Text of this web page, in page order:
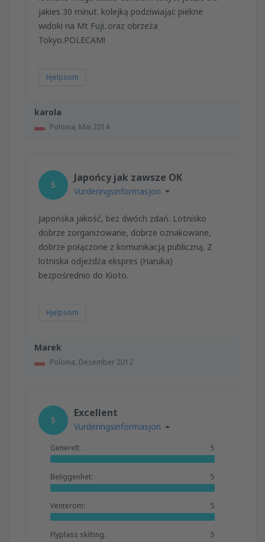
karola
Polonia, Mai 2014
jakies 30 minut. kolejką podziwiając piekne
widoki na Mt Fuji..oraz obrzeża
Tokyo.POLECAM!
Hjelpsom
Marek
Polonia, Desember 2012
5
Japońcy jak zawsze OK
Vurderingsinformasjon
Japońska jakość, bez dwóch zdań. Lotnisko
dobrze zorganizowane, dobrze oznakowane,
dobrze połączone z komunikacją publiczną. Z
lotniska odjeżdża ekspres (Haruka)
bezpośrednio do Kioto.
Hjelpsom
5
Excellent
Vurderingsinformasjon
Generelt: 5
Beliggenhet: 5
Venterom: 5
Flyplass skilting: 5